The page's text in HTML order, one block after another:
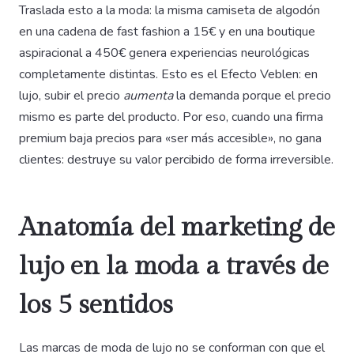
Traslada esto a la moda: la misma camiseta de algodón
en una cadena de fast fashion a 15€ y en una boutique
aspiracional a 450€ genera experiencias neurológicas
completamente distintas. Esto es el Efecto Veblen: en
lujo, subir el precio aumentala demanda porque el precio
mismo es parte del producto. Por eso, cuando una firma
premium baja precios para «ser más accesible», no gana
clientes: destruye su valor percibido de forma irreversible.
Anatomía del marketing de
lujo en la moda a través de
los 5 sentidos
Las marcas de moda de lujo no se conforman con que el